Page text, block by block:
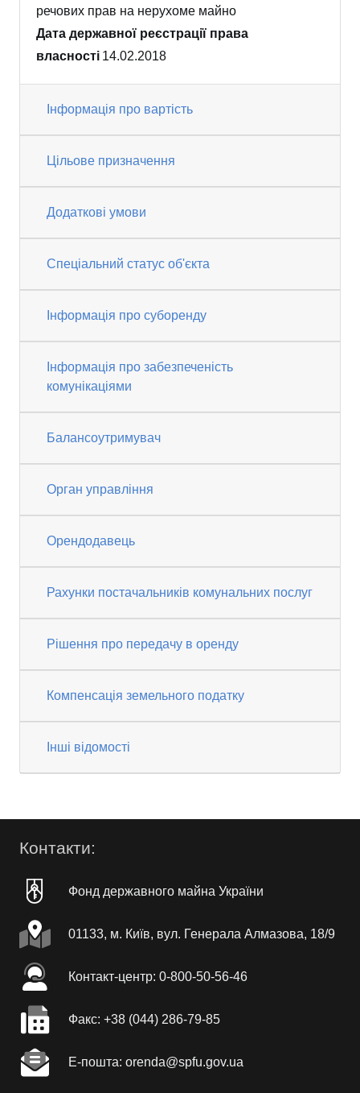
речових прав на нерухоме майно
Дата державної реєстрації права
власності 14.02.2018
Інформація про вартість
Цільове призначення
Додаткові умови
Спеціальний статус об'єкта
Інформація про суборенду
Інформація про забезпеченість
комунікаціями
Балансоутримувач
Орган управління
Орендодавець
Рахунки постачальників комунальних послуг
Рішення про передачу в оренду
Компенсація земельного податку
Інші відомості
Контакти:
Фонд державного майна України
01133, м. Київ, вул. Генерала Алмазова, 18/9
Контакт-центр: 0-800-50-56-46
Факc: +38 (044) 286-79-85
Е-пошта: orenda@spfu.gov.ua